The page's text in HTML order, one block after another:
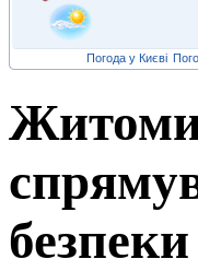
Погода у Києві